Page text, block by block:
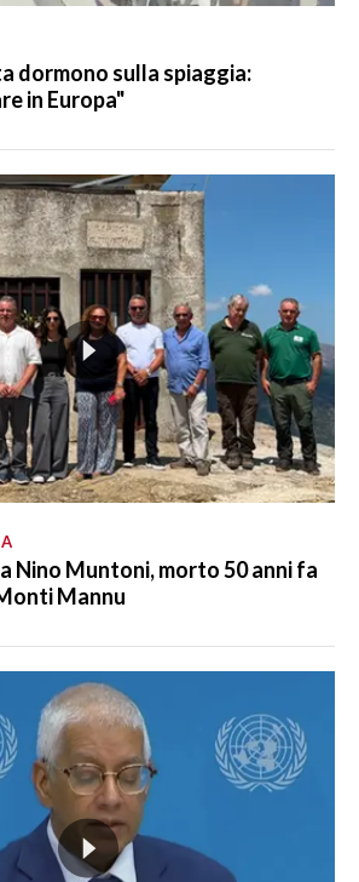
dormono sulla spiaggia:
in Europa"
Nino Muntoni, morto 50 anni fa
Mannu